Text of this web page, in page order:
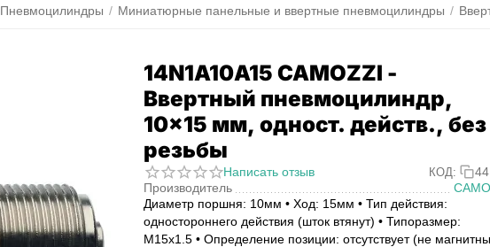
Пневмоцилиндры / Миниатюрные панельные и ввертные пневмоцилиндры /
14N1A10A15 CAMOZZI -
Ввертный пневмоцилиндр,
10x15 мм, одност. действ., без
резьбы
Написать отзыв КОД:
Производитель
Диаметр поршня: 10мм • Ход: 15мм • Тип действия:
одностороннего действия (шток втянут) • Типоразмер:
M15x1.5 • Определение позиции: отсутствует (не